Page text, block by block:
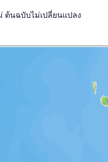
ต้นฉบับไม่เปลี่ยนแปลง